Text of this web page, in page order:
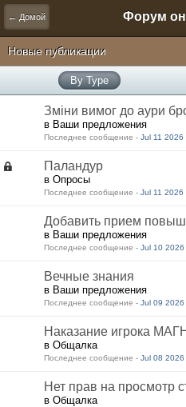
← Домой
Новые публикации
By Type
Зміни вимог до аури
в Ваши предложения
Последнее сообщение - Jul 11 2026
Паландур
в Опросы
Последнее сообщение - Jul 11 2026
Добавить прием
в Ваши предложения
Последнее сообщение - Jul 10 2026
Вечные знания
в Ваши предложения
Последнее сообщение - Jul 09
Наказание игрока
в Общалка
Последнее сообщение - Jul 08 2026
Нет прав на просмотр
в Общалка